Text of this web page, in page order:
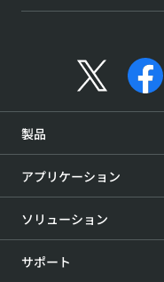
製品
アプリケーション
ソリューション
サポート